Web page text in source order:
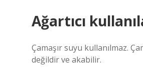
Ağartıcı
Çamaşır suyu kullanılmaz.
değildir ve akabilir.